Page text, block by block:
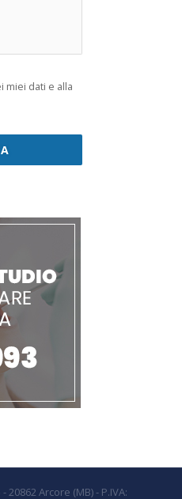
miei dati e alla
Arcore (MB) - P.IVA: